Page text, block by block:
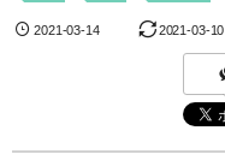
2021-03-14 2021-03-10